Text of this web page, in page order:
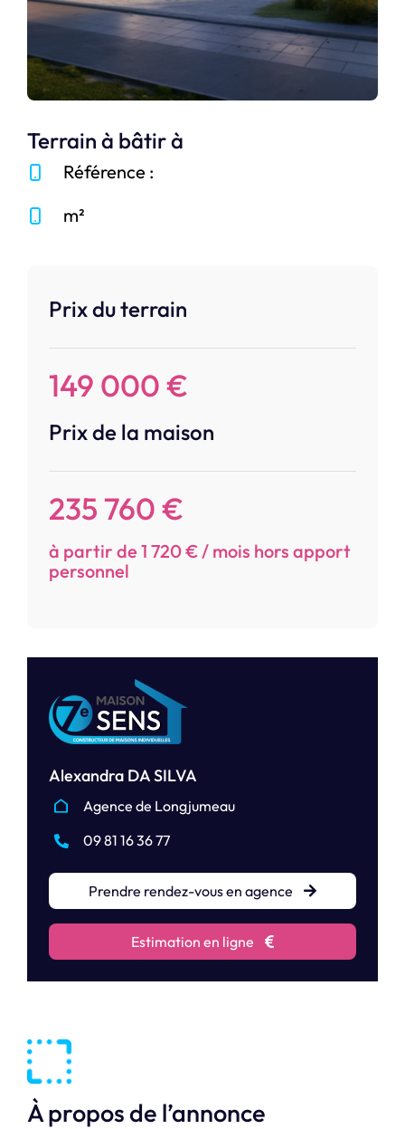
Prix du terrain
149 000 €
Prix de la maison
235 760 €
à partir de 1 720 € / mois hors apport
personnel
Alexandra DA SILVA
Agence de Longjumeau
09 81 16 36 77
Prendre rendez-vous en agence
Estimation en ligne
Terrain à bâtir à
Référence :
m²
À propos de l’annonce